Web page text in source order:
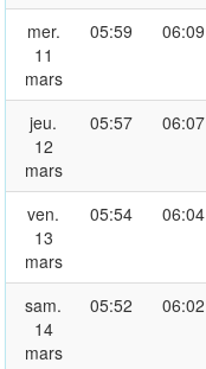
mer.
11
mars
05:59 06:09
jeu.
12
mars
05:57 06:07
ven.
13
mars
05:54 06:04
sam.
14
mars
05:52 06:02